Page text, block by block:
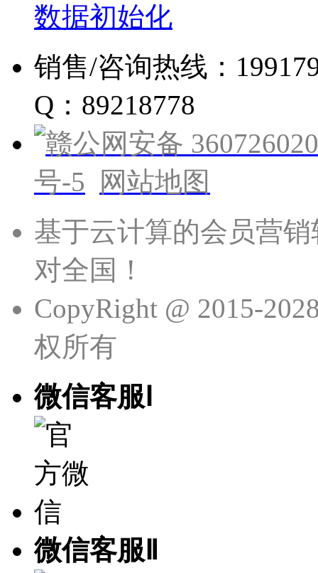
数据初始化
销售/咨询热线：
Q：89218778
赣公网安备
号-5
网站地图
基于云计算的会员营
对全国！
CopyRight @ 2015-
权所有
微信客服Ⅰ
微信客服Ⅱ